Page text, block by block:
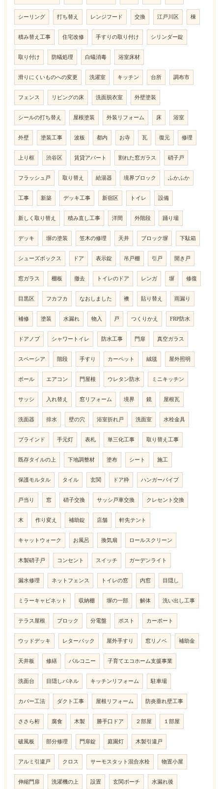
シーリング 打ち替え レンジフード 交換 江戸川区 棟
積み替え工事 住宅改修 手すりの取り付け シリンダー錠
取り付け 防蟻処理 白蟻消毒 浴室床材
滑りにくいものへの変更 洗濯室 キッチン 台所 調布市
フェンス リビングの床 洗面脱衣室 外壁塗装
シールの打ち替え 屋根塗装 外装リフォーム 床 浴室
外壁 塗装工事 波板 都内 お寺 瓦 復元 修理
上り框 渋谷区 賃貸アパート 割れた窓ガラス 硝子戸
フラッシュ戸 取り替え 給湯器 境界ブロック ふかふか
工事 新築 デッキ工事 新宿区 トイレ 設備
新しく取り替え 積み直し工事 洋間 外階段 踊り場
デッキ 塀の塗装 笠木の修理 天井 ブロック塀 下駄箱
シューズボックス ドア 表示錠 吊戸棚 引戸 開き戸
窓ガラス 棚板 撤去 トイレのドア レンガ 塀 修復
目黒区 フカフカ なおしました 襖 貼り替え 雨漏り
補修 塗装 水漏れ 物入 戸 つくりかえ FRP防水
ドアノブ シャワートイレ 防水工事 門扉 真空ガラス
スペーシア 階段 手すり カーペット 絨毯 屋外照明
ポール エアコン 門屋根 ウレタン防水 ミニキッチン
サッシ 入れ替え 窓リフォーム 境界 鏡 屋根瓦
洗面器 排水 壁の穴 浴室折れ戸 洗面室 水栓金具
ブラインド 手元灯 表札 単三化工事 取り替え工事
既存タイルの上 下地調整材 塗布 シート 施工
保護モルタル タイル 玄関 ドア枠 ハンガーパイプ
戸当り 窓 硝子交換 サッシ戸車交換 クレセント交換
木 作り変え 補助錠 店舗 軒先テント
キャットウォーク お風呂 換気扇 ロールスクリーン
木製硝子戸 コンセント スイッチ ガーデンライト
漏水修理 ネットフェンス トイレの窓 内窓 目隠し
ミラーキャビネット 収納棚 塀の一部 解体 洗い出し工事
テラス屋根 ブロック 分電盤 ポスト カーポート
ウッドデッキ レターパック 屋外手すり 窓リノベ 補助金
天井板 修繕 バルコニー 子育てエコホーム支援事業
洗面台 目隠しパネル キッチンリフォーム 駐車場
カバー工法 ダクト工事 屋根リフォーム 防炎垂れ壁工事
ささら桁 腐食 木製 勝手口ドア ２部屋 １部屋
破風板 部分修理 門扉錠 庭園灯 木製引違戸
アルミ引違戸 クロス サーモスタット混合水栓 物置小屋
伸縮門扉 洗濯機の上 設置 玄関ポーチ 水漏れ後